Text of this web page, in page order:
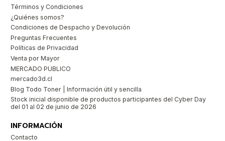
Términos y Condiciones
¿Quiénes somos?
Condiciones de Despacho y Devolución
Preguntas Frecuentes
Políticas de Privacidad
Venta por Mayor
MERCADO PUBLICO
mercado3d.cl
Blog Todo Toner | Información útil y sencilla
Stock inicial disponible de productos participantes del Cyber Day
del 01 al 02 de junio de 2026
INFORMACIÓN
Contacto